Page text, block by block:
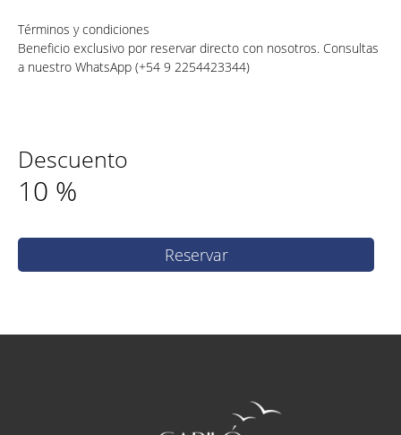
Términos y condiciones
Beneficio exclusivo por reservar directo con nosotros. Consultas
a nuestro WhatsApp (+54 9 2254423344)
Descuento
10 %
Reservar